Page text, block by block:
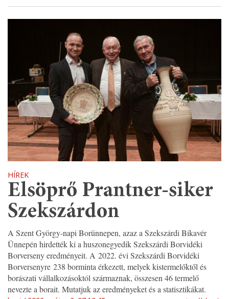
HÍREK
Elsöprő Prantner-siker
Szekszárdon
A Szent György-napi Borünnepen, azaz a Szekszárdi Bikavér
Ünnepén hirdették ki a huszonegyedik Szekszárdi Borvidéki
Borverseny eredményeit. A 2022. évi Szekszárdi Borvidéki
Borversenyre 238 borminta érkezett, melyek kistermelőktől és
borászati vállalkozásoktól származnak, összesen 46 termelő
nevezte a borait. Mutatjuk az eredményeket és a statisztikákat.